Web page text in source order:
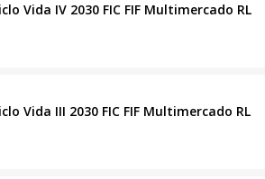
Vida IV 2030 FIC FIF Multimercado RL
Vida III 2030 FIC FIF Multimercado RL